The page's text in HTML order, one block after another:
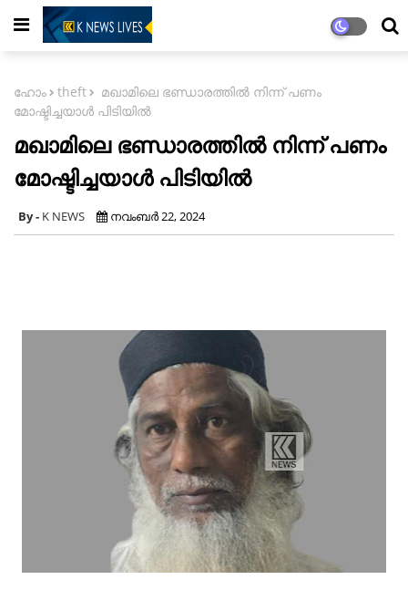
ഹോം theft
മഖാമിലെ ഭണ്ഡാരത്തിൽ നിന്ന്‌ പണം
മോഷ്ടിച്ചയാൾ പിടിയിൽ
മഖാമിലെ ഭണ്ഡാരത്തിൽ നിന്ന്‌ പണം
മോഷ്ടിച്ചയാൾ പിടിയിൽ
K NEWS നവംബർ 22, 2024